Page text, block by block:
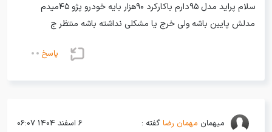
سلام پراید مدل ۹۵دارم باکارکرد ۹۰هزار بایه خودرو پژو ۴۵میدم
مدلش پایین باشه ولی خرج یا مشکلی نداشته باشه منتظر ج
پاسخ
میهمان مهمان رضا گفته : 6 اسفند 1404 06:07